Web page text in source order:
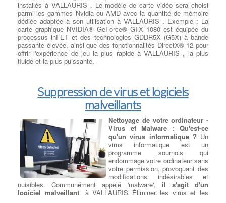
installés à VALLAURIS . Le modèle de carte vidéo sera choisi
parmi les gammes Nvidia ou AMD avec la quantité de mémoire
dédiée adaptée à son utilisation à VALLAURIS . Exemple : La
carte graphique NVIDIA® GeForce® GTX 1080 est équipée du
processus inFET et des technologies GDDR5X (G5X) à bande
passante élevée, ainsi que des fonctionnalités DirectX® 12 pour
offrir l'expérience de jeu la plus rapide à VALLAURIS , la plus
fluide et la plus puissante.
Suppression de virus et logiciels
malveillants
Nettoyage de votre ordinateur -
Virus et Malware : Qu'est-ce
qu'un virus informatique ? Un
virus informatique est un
programme sournois qui
endommage votre ordinateur sans
votre permission, provoquant des
modifications indésirables et
nuisibles. Communément appelé 'malware', il s'agit d'un
logiciel malveillant. à VALLAURIS Éliminer les virus et les